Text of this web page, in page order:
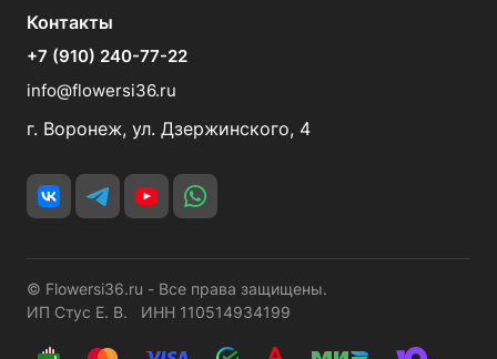
Контакты
+7 (910) 240-77-22
info@flowersi36.ru
г. Воронеж, ул. Дзержинского, 4
© Flowersi36.ru - Все права защищены.
ИП Стус Е. В. ИНН 110514934199